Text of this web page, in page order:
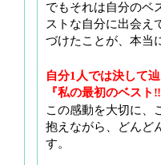
でもそれは自分のベ
ストな自分に出会え
づけたことが、本当
自分1人では決して
『私の最初のベスト‼︎
この感動を大切に、
抱えながら、どんど
す。